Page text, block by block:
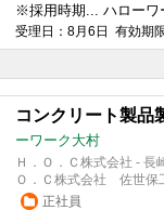
※採用時期... ハローワ
受理日：8月6日 有効期
コンクリート製品
ーワーク大村
Ｈ．Ｏ．Ｃ株式会社 -
Ｏ．Ｃ株式会社 佐世保
正社員